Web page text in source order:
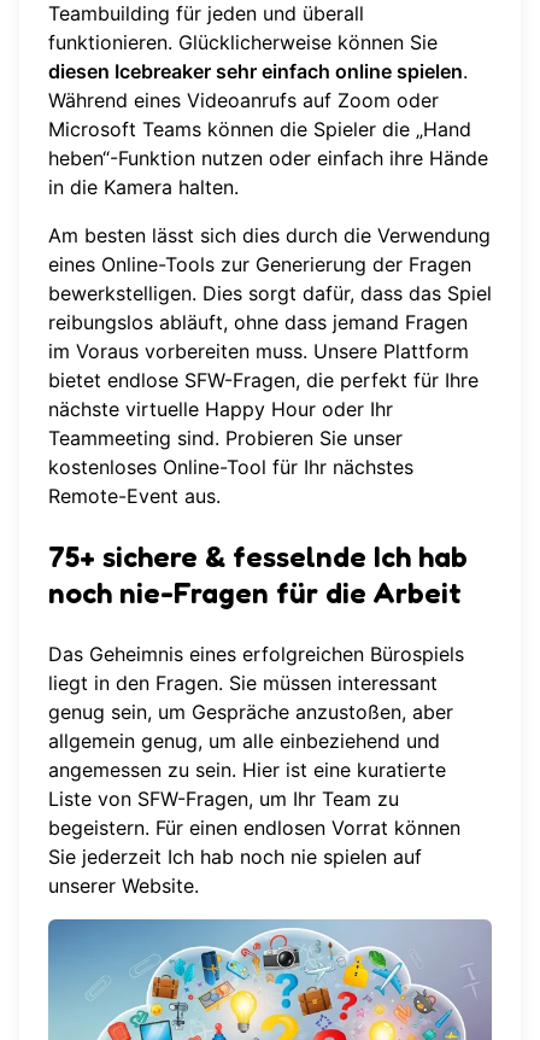
Teambuilding für jeden und überall
funktionieren. Glücklicherweise können Sie
diesen Icebreaker sehr einfach online spielen.
Während eines Videoanrufs auf Zoom oder
Microsoft Teams können die Spieler die „Hand
heben“-Funktion nutzen oder einfach ihre Hände
in die Kamera halten.
Am besten lässt sich dies durch die Verwendung
eines Online-Tools zur Generierung der Fragen
bewerkstelligen. Dies sorgt dafür, dass das Spiel
reibungslos abläuft, ohne dass jemand Fragen
im Voraus vorbereiten muss. Unsere Plattform
bietet endlose SFW-Fragen, die perfekt für Ihre
nächste virtuelle Happy Hour oder Ihr
Teammeeting sind. Probieren Sie unser
kostenloses Online-Tool für Ihr nächstes
Remote-Event aus.
75+ sichere & fesselnde Ich hab
noch nie-Fragen für die Arbeit
Das Geheimnis eines erfolgreichen Bürospiels
liegt in den Fragen. Sie müssen interessant
genug sein, um Gespräche anzustoßen, aber
allgemein genug, um alle einbeziehend und
angemessen zu sein. Hier ist eine kuratierte
Liste von SFW-Fragen, um Ihr Team zu
begeistern. Für einen endlosen Vorrat können
Sie jederzeit Ich hab noch nie spielen auf
unserer Website.